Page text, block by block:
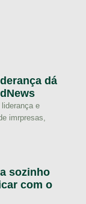
dá
e
imrpresas,
sozinho
com o